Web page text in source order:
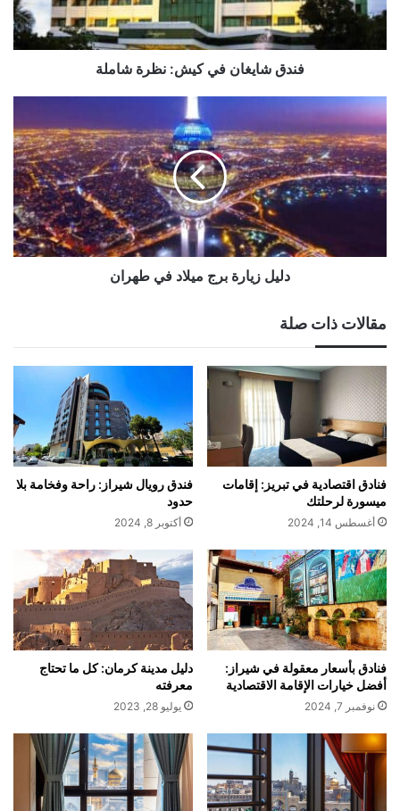
فندق شايغان في كيش: نظرة شاملة
دليل
زيارة
برج
ميلاد
في
طهران
دليل زيارة برج ميلاد في طهران
مقالات ذات صلة
فنادق اقتصادية في تبريز: إقامات
ميسورة لرحلتك
أغسطس 14, 2024
فندق رويال شيراز: راحة وفخامة بلا
حدود
أكتوبر 8, 2024
فنادق بأسعار معقولة في شيراز:
أفضل خيارات الإقامة الاقتصادية
نوفمبر 7, 2024
دليل مدينة كرمان: كل ما تحتاج
معرفته
يوليو 28, 2023